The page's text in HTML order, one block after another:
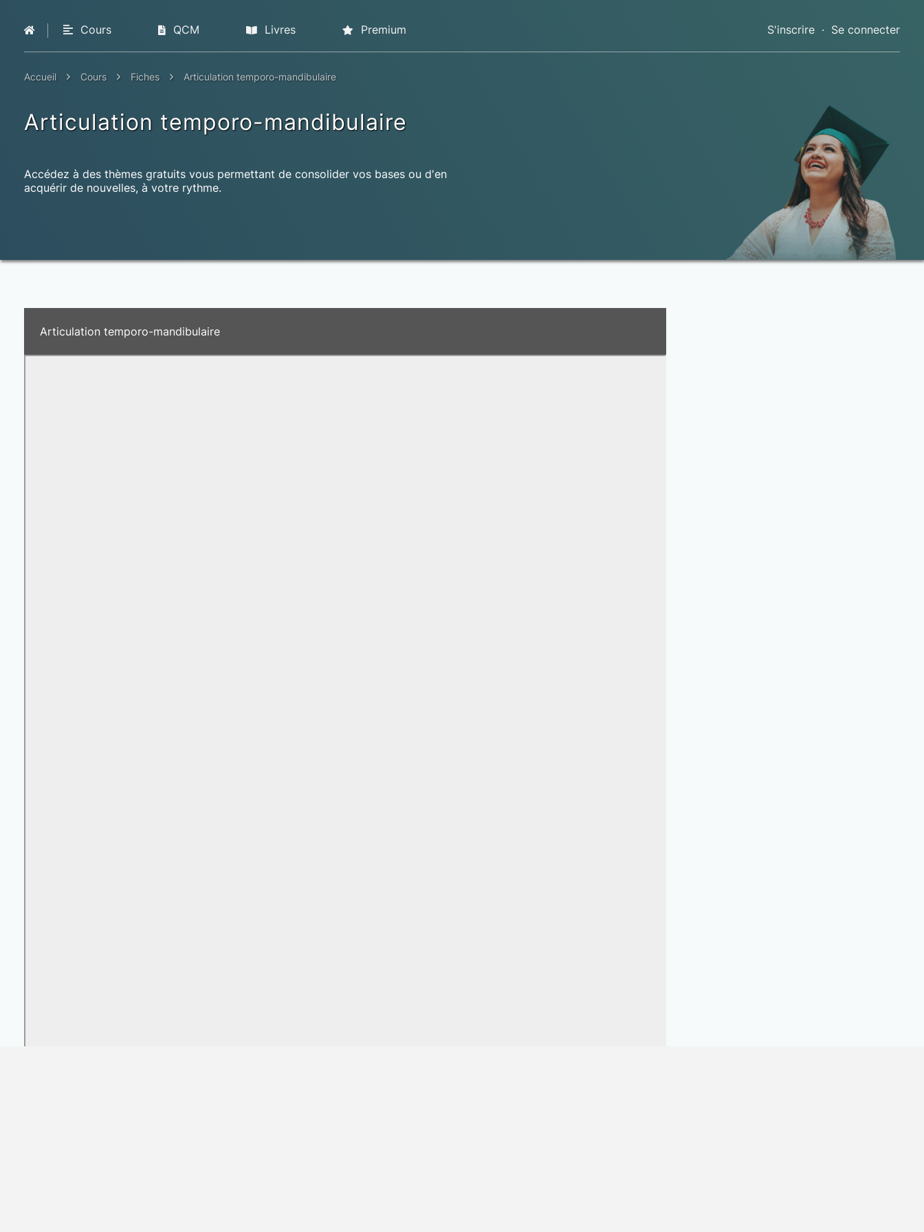
Cours QCM Livres Premium S'inscrire · Se connecter
Accueil Cours Fiches Articulation temporo-mandibulaire
Articulation temporo-mandibulaire
Accédez à des thèmes gratuits vous permettant de consolider vos bases ou d'en
acquérir de nouvelles, à votre rythme.
Articulation temporo-mandibulaire